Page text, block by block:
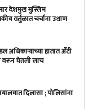
देशमुख मुस्लिम
वर्तुळात चर्चांना उधाण
अधिकाऱ्याच्या हातात अँटी
वरून घेतली लाच
दिलासा ; पोलिसांना